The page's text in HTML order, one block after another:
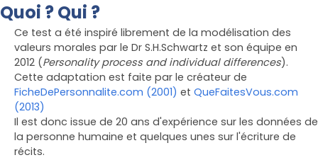
Quoi ? Qui ?
Ce test a été inspiré librement de la modélisation des
valeurs morales par le Dr S.H.Schwartz et son équipe en
2012 (Personality process and individual differences).
Cette adaptation est faite par le créateur de
FicheDePersonnalite.com (2001) et QueFaitesVous.com
(2013)
Il est donc issue de 20 ans d'expérience sur les données de
la personne humaine et quelques unes sur l'écriture de
récits.